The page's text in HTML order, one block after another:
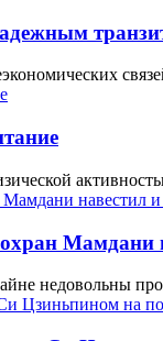
Мамдани
недовольны